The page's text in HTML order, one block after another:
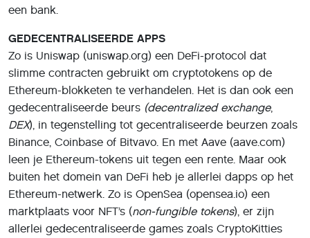
een bank.
GEDECENTRALISEERDE APPS
Zo is Uniswap (uniswap.org) een DeFi-protocol dat
slimme contracten gebruikt om cryptotokens op de
Ethereum-blokketen te verhandelen. Het is dan ook een
gedecentraliseerde beurs (decentralized exchange,
DEX), in tegenstelling tot gecentraliseerde beurzen zoals
Binance, Coinbase of Bitvavo. En met Aave (aave.com)
leen je Ethereum-tokens uit tegen een rente. Maar ook
buiten het domein van DeFi heb je allerlei dapps op het
Ethereum-netwerk. Zo is OpenSea (opensea.io) een
marktplaats voor NFT’s (non-fungible tokens), er zijn
allerlei gedecentraliseerde games zoals CryptoKitties